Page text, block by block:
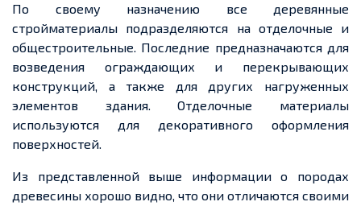
По своему назначению все деревянные
стройматериалы подразделяются на отделочные и
общестроительные. Последние предназначаются для
возведения ограждающих и перекрывающих
конструкций, а также для других нагруженных
элементов здания. Отделочные материалы
используются для декоративного оформления
поверхностей.
Из представленной выше информации о породах
древесины хорошо видно, что они отличаются своими